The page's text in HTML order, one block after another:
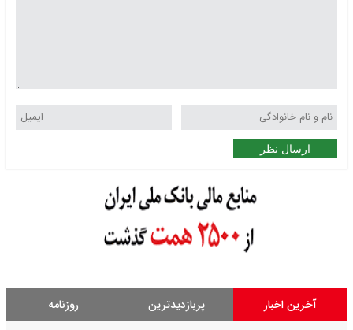
ارسال نظر
آخرین اخبار پربازدیدترین روزنامه